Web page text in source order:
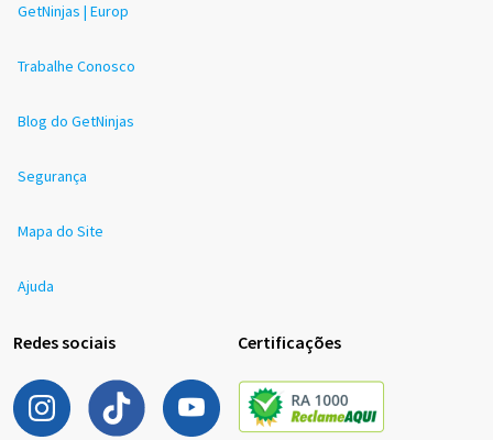
GetNinjas | Europ
Trabalhe Conosco
Blog do GetNinjas
Segurança
Mapa do Site
Ajuda
Redes sociais Certificações